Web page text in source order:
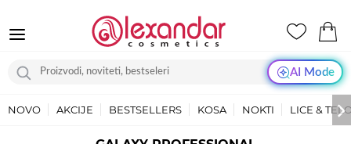
AI Mode
NOVO AKCIJE BESTSELLERS KOSA NOKTI LICE &